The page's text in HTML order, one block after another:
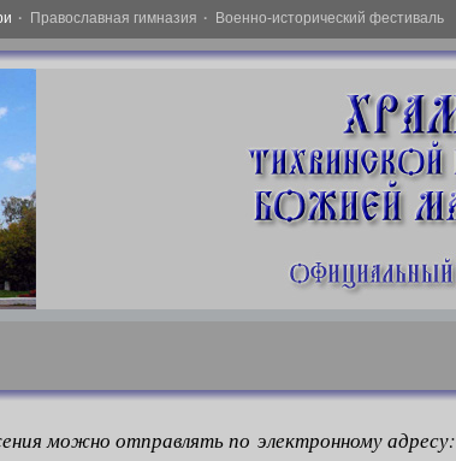
· Православная гимназия · Военно-исторический фестиваль
можно отправлять по электронному адресу: